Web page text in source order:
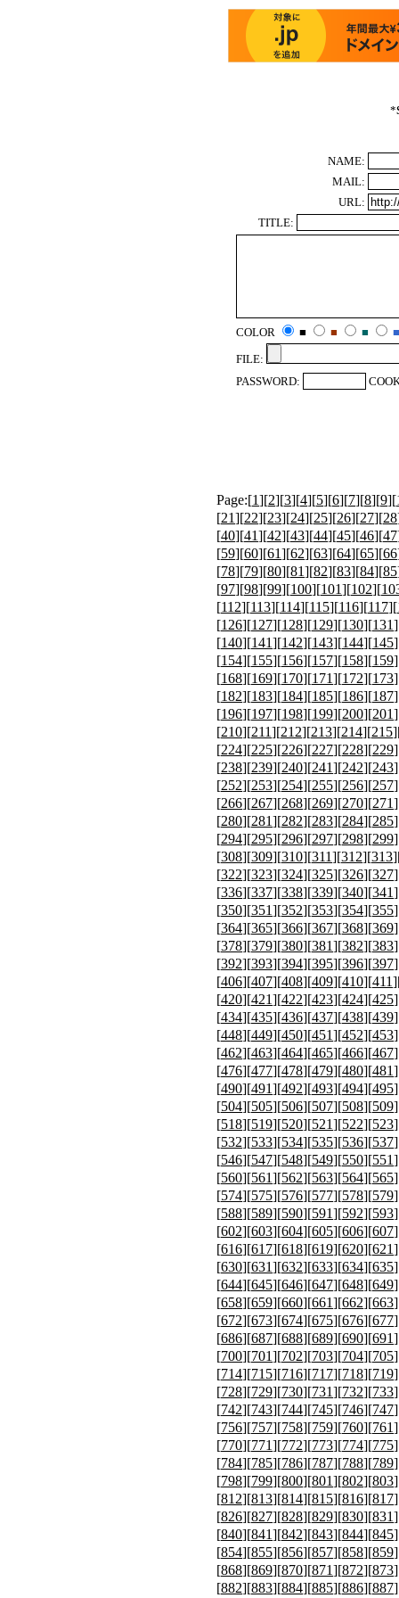
*
NAME:
MAIL:
URL:
TITLE:
COLOR ■ ■ ■
■
FILE:
PASSWORD:
Page:[1][2][3][4][5][6][7][8][9][
[21][22][23][24][25][26][27][28
[40][41][42][43][44][45][46][47
[59][60][61][62][63][64][65][66
[78][79][80][81][82][83][84][85
[97][98][99][100][101][102][
[112][113][114][115][116][117][
[126][127][128][129][130][131
[140][141][142][143][144][145
[154][155][156][157][158][159
[168][169][170][171][172][173
[182][183][184][185][186][187
[196][197][198][199][200][201
[210][211][212][213][214][215
[224][225][226][227][228][229
[238][239][240][241][242][243
[252][253][254][255][256][257
[266][267][268][269][270][271
[280][281][282][283][284][285
[294][295][296][297][298][299
[308][309][310][311][312][313
[322][323][324][325][326][327
[336][337][338][339][340][341
[350][351][352][353][354][355
[364][365][366][367][368][369
[378][379][380][381][382][383
[392][393][394][395][396][397
[406][407][408][409][410][411
[420][421][422][423][424][425
[434][435][436][437][438][439
[448][449][450][451][452][453
[462][463][464][465][466][467
[476][477][478][479][480][481
[490][491][492][493][494][495
[504][505][506][507][508][509
[518][519][520][521][522][523
[532][533][534][535][536][537
[546][547][548][549][550][551
[560][561][562][563][564][565
[574][575][576][577][578][579
[588][589][590][591][592][593
[602][603][604][605][606][607
[616][617][618][619][620][621
[630][631][632][633][634][635
[644][645][646][647][648][649
[658][659][660][661][662][663
[672][673][674][675][676][677
[686][687][688][689][690][691
[700][701][702][703][704][705
[714][715][716][717][718][719
[728][729][730][731][732][733
[742][743][744][745][746][747
[756][757][758][759][760][761
[770][771][772][773][774][775
[784][785][786][787][788][789
[798][799][800][801][802][803
[812][813][814][815][816][817
[826][827][828][829][830][831
[840][841][842][843][844][845
[854][855][856][857][858][859
[868][869][870][871][872][873
[882][883][884][885][886][887